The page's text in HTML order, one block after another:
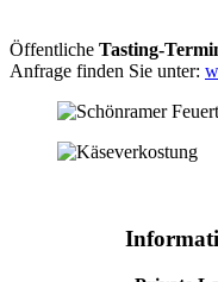
Öffentliche Tasting-
Anfrage finden Sie unter: